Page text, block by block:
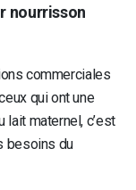
nourrisson
commerciales
qui ont une
lait maternel, c’est
besoins du